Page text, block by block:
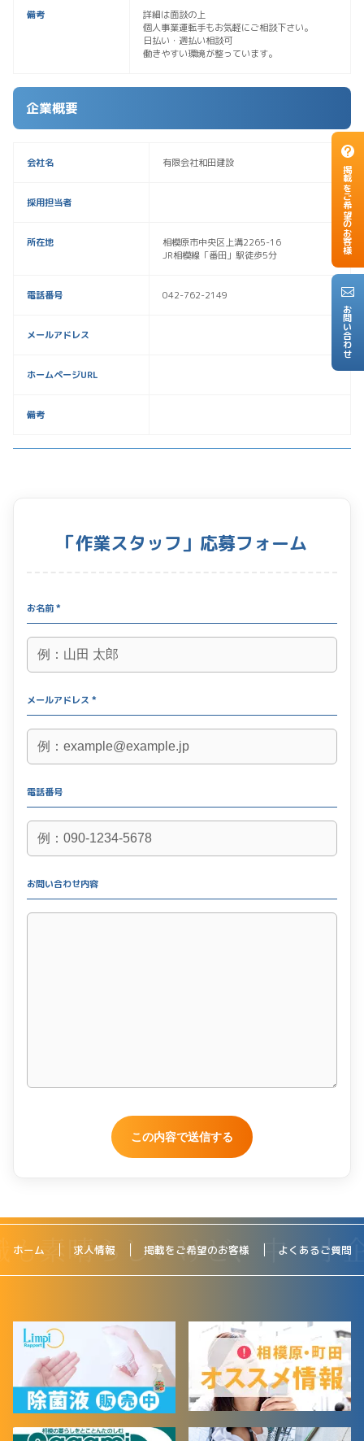
掲載をご希望のお客様
お問い合わせ
備考
詳細は面談の上
個人事業運転手もお気軽にご相談下さい。
日払い・週払い相談可
働きやすい環境が整っています。
企業概要
会社名 有限会社和田建設
採用担当者
所在地
相模原市中央区上溝2265-16
JR相模線「番田」駅徒歩5分
電話番号 042-762-2149
メールアドレス
ホームページURL
備考
「作業スタッフ」応募フォーム
お名前 *
メールアドレス *
電話番号
お問い合わせ内容
ホーム 求人情報 掲載をご希望のお客様 よくあるご質問